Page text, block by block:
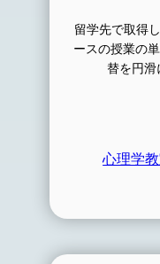
留学先で取得
ースの授業の
替を円
心理学